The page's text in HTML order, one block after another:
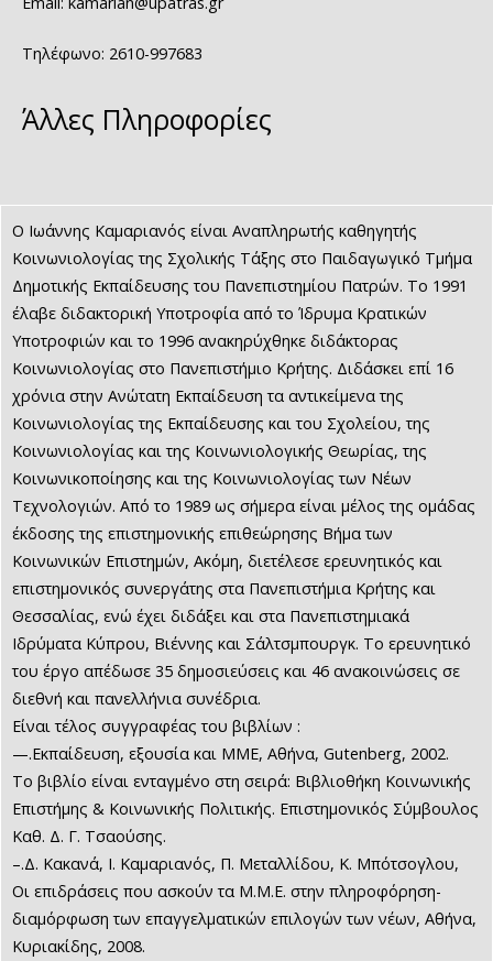
Τηλέφωνο: 2610-997683
Άλλες Πληροφορίες
Ο Ιωάννης Καμαριανός είναι Αναπληρωτής καθηγητής
Κοινωνιολογίας της Σχολικής Τάξης στο Παιδαγωγικό Τμήμα
Δημοτικής Εκπαίδευσης του Πανεπιστημίου Πατρών. Το 1991
έλαβε διδακτορική Υποτροφία από το Ίδρυμα Κρατικών
Υποτροφιών και το 1996 ανακηρύχθηκε διδάκτορας
Κοινωνιολογίας στο Πανεπιστήμιο Κρήτης. Διδάσκει επί 16
χρόνια στην Ανώτατη Εκπαίδευση τα αντικείμενα της
Κοινωνιολογίας της Εκπαίδευσης και του Σχολείου, της
Κοινωνιολογίας και της Κοινωνιολογικής Θεωρίας, της
Κοινωνικοποίησης και της Κοινωνιολογίας των Νέων
Τεχνολογιών. Από το 1989 ως σήμερα είναι μέλος της ομάδας
έκδοσης της επιστημονικής επιθεώρησης Βήμα των
Κοινωνικών Επιστημών, Ακόμη, διετέλεσε ερευνητικός και
επιστημονικός συνεργάτης στα Πανεπιστήμια Κρήτης και
Θεσσαλίας, ενώ έχει διδάξει και στα Πανεπιστημιακά
Ιδρύματα Κύπρου, Βιέννης και Σάλτσμπουργκ. Το ερευνητικό
του έργο απέδωσε 35 δημοσιεύσεις και 46 ανακοινώσεις σε
διεθνή και πανελλήνια συνέδρια.
Είναι τέλος συγγραφέας του βιβλίων :
—.Εκπαίδευση, εξουσία και ΜΜΕ, Αθήνα, Gutenberg, 2002.
Το βιβλίο είναι ενταγμένο στη σειρά: Βιβλιοθήκη Κοινωνικής
Επιστήμης & Κοινωνικής Πολιτικής. Επιστημονικός Σύμβουλος
Καθ. Δ. Γ. Τσαούσης.
–.Δ. Κακανά, Ι. Καμαριανός, Π. Μεταλλίδου, Κ. Μπότσογλου,
Οι επιδράσεις που ασκούν τα Μ.Μ.Ε. στην πληροφόρηση-
διαμόρφωση των επαγγελματικών επιλογών των νέων, Αθήνα,
Κυριακίδης, 2008.